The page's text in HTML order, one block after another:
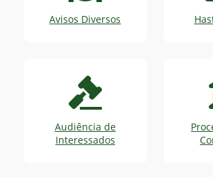
Avisos Diversos
Audiência de
Interessados